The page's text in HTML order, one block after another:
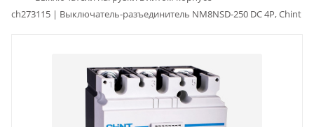
ch273115 | Выключатель-разъединитель NM8NSD-250 DC 4P, Chint